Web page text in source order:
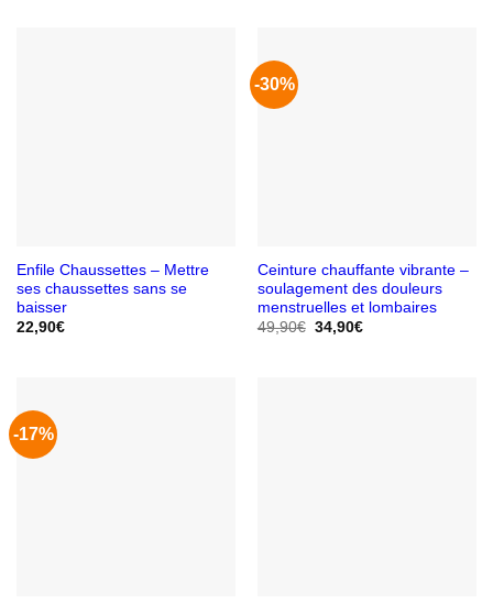
Enfile Chaussettes – Mettre
ses chaussettes sans se
baisser
22,90€
-30%
Ceinture chauffante vibrante –
soulagement des douleurs
menstruelles et lombaires
49,90€ Le
34,90€Le
-17%